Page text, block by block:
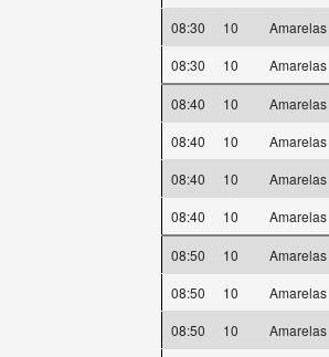
08:30
10 Amarelas
08:30
10 Amarelas
08:40 10 Amarelas
08:40
10 Amarelas
08:40
10 Amarelas
08:40
10 Amarelas
08:50 10 Amarelas
08:50
10 Amarelas
08:50
10 Amarelas